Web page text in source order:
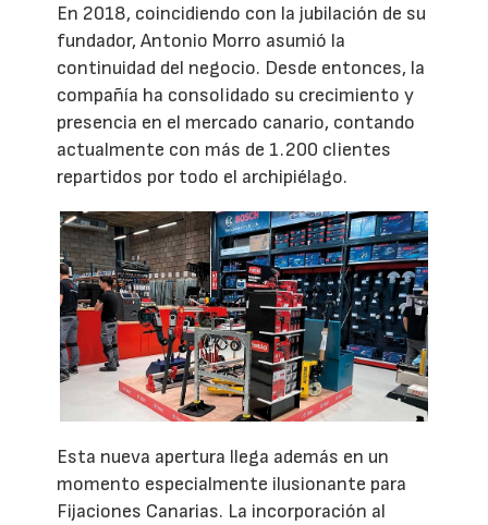
En 2018, coincidiendo con la jubilación de su
fundador, Antonio Morro asumió la
continuidad del negocio. Desde entonces, la
compañía ha consolidado su crecimiento y
presencia en el mercado canario, contando
actualmente con más de 1.200 clientes
repartidos por todo el archipiélago.
Esta nueva apertura llega además en un
momento especialmente ilusionante para
Fijaciones Canarias. La incorporación al